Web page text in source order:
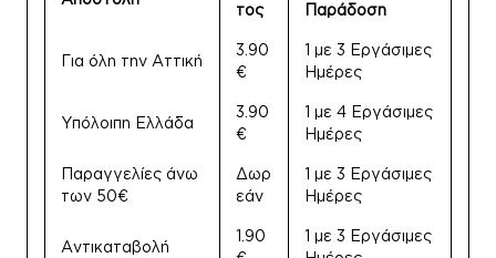
τος
Παράδοση
Για όλη την Αττική
3.90
€
1 με 3 Εργάσιμες
Ημέρες
Υπόλοιπη Ελλάδα
3.90
€
1 με 4 Εργάσιμες
Ημέρες
Παραγγελίες άνω
των 50€
Δωρ
εάν
1 με 3 Εργάσιμες
Ημέρες
Αντικαταβολή
1.90
1 με 3 Εργάσιμες